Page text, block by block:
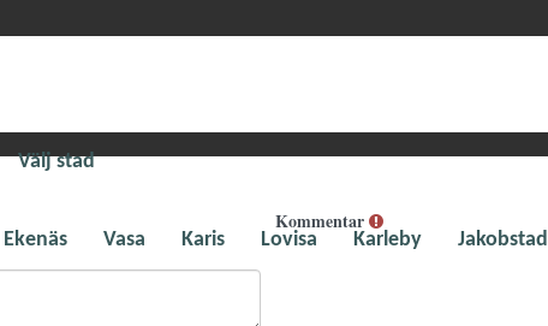
Välj stad
Ekenäs Vasa Karis Lovisa Karleby Jakobstad
Kommentar